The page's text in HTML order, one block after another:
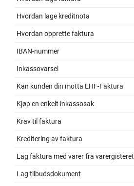
Hvordan lage kreditnota
Hvordan opprette faktura
IBAN-nummer
Inkassovarsel
Kan kunden din motta EHF-Faktura
Kjøp en enkelt inkassosak
Krav til faktura
Kreditering av faktura
Lag faktura med varer fra varergisteret
Lag tilbudsdokument